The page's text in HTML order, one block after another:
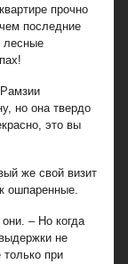
прочно
последние
лесные
но она твердо
это вы
же свой визит
ошпаренные.
– Но когда
не
только при